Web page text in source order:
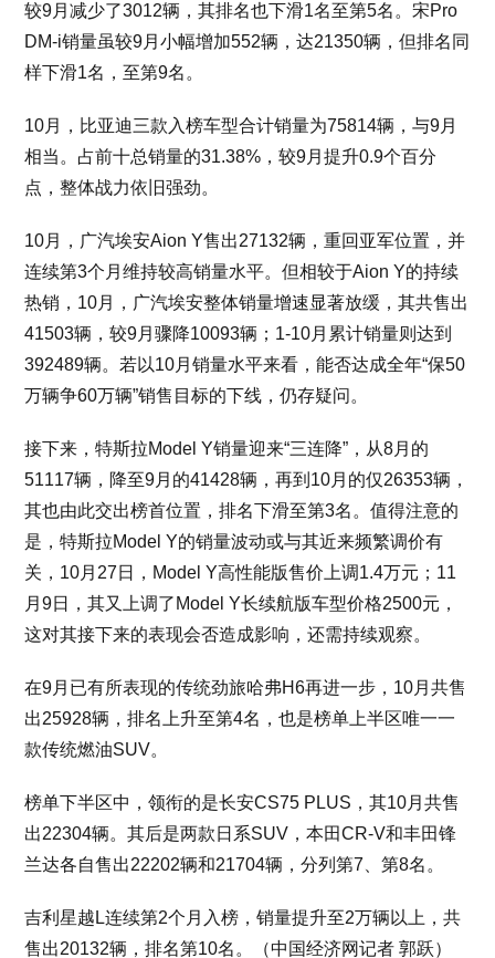
较9月减少了3012辆，其排名也下滑1名至第5名。宋Pro
DM-i销量虽较9月小幅增加552辆，达21350辆，但排名同
样下滑1名，至第9名。
10月，比亚迪三款入榜车型合计销量为75814辆，与9月
相当。占前十总销量的31.38%，较9月提升0.9个百分
点，整体战力依旧强劲。
10月，广汽埃安Aion Y售出27132辆，重回亚军位置，并
连续第3个月维持较高销量水平。但相较于Aion Y的持续
热销，10月，广汽埃安整体销量增速显著放缓，其共售出
41503辆，较9月骤降10093辆；1-10月累计销量则达到
392489辆。若以10月销量水平来看，能否达成全年“保50
万辆争60万辆”销售目标的下线，仍存疑问。
接下来，特斯拉Model Y销量迎来“三连降”，从8月的
51117辆，降至9月的41428辆，再到10月的仅26353辆，
其也由此交出榜首位置，排名下滑至第3名。值得注意的
是，特斯拉Model Y的销量波动或与其近来频繁调价有
关，10月27日，Model Y高性能版售价上调1.4万元；11
月9日，其又上调了Model Y长续航版车型价格2500元，
这对其接下来的表现会否造成影响，还需持续观察。
在9月已有所表现的传统劲旅哈弗H6再进一步，10月共售
出25928辆，排名上升至第4名，也是榜单上半区唯一一
款传统燃油SUV。
榜单下半区中，领衔的是长安CS75 PLUS，其10月共售
出22304辆。其后是两款日系SUV，本田CR-V和丰田锋
兰达各自售出22202辆和21704辆，分列第7、第8名。
吉利星越L连续第2个月入榜，销量提升至2万辆以上，共
售出20132辆，排名第10名。（中国经济网记者 郭跃）